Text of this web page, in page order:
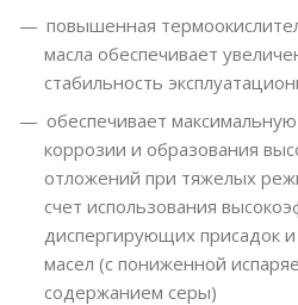
повышенная
масла обеспечивает
стабильность
обеспечивает
коррозии и образования
отложений при тяжелых
счет использования
диспергирующих присадок
масел (с пониженной
содержанием серы)